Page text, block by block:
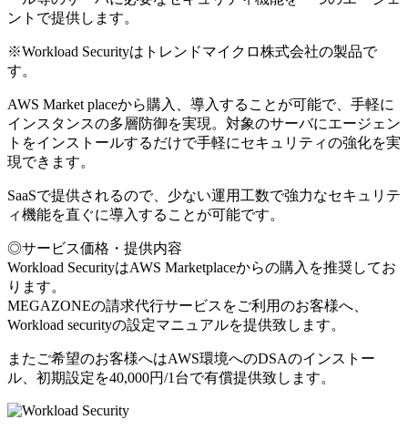
ントで提供します。
※Workload Securityはトレンドマイクロ株式会社の製品で
す。
AWS Market placeから購入、導入することが可能で、手軽に
インスタンスの多層防御を実現。対象のサーバにエージェン
トをインストールするだけで手軽にセキュリティの強化を実
現できます。
SaaSで提供されるので、少ない運用工数で強力なセキュリテ
ィ機能を直ぐに導入することが可能です。
◎サービス価格・提供内容
Workload SecurityはAWS Marketplaceからの購入を推奨してお
ります。
MEGAZONEの請求代行サービスをご利用のお客様へ、
Workload securityの設定マニュアルを提供致します。
またご希望のお客様へはAWS環境へのDSAのインストー
ル、初期設定を40,000円/1台で有償提供致します。